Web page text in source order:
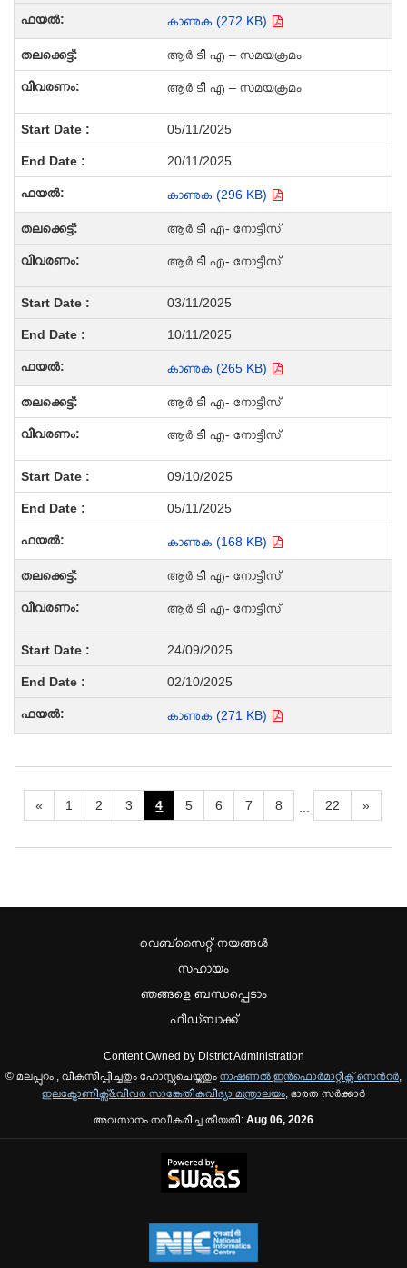
കാണുക (272 KB)
ആർ ടി എ – സമയക്രമം
ആർ ടി എ – സമയക്രമം
05/11/2025
20/11/2025
കാണുക (296 KB)
ആർ ടി എ- നോട്ടീസ്
ആർ ടി എ- നോട്ടീസ്
03/11/2025
10/11/2025
കാണുക (265 KB)
ആർ ടി എ- നോട്ടീസ്
ആർ ടി എ- നോട്ടീസ്
09/10/2025
05/11/2025
കാണുക (168 KB)
ആർ ടി എ- നോട്ടീസ്
ആർ ടി എ- നോട്ടീസ്
24/09/2025
02/10/2025
കാണുക (271 KB)
« 1 2 3 4 5 6 7 8 22 »
വെബ്സൈറ്റ്-നയങ്ങള്‍
സഹായം
ഞങ്ങളെ ബന്ധപ്പെടാം
ഫീഡ്ബാക്ക്
Content Owned by District Administration
© മലപ്പുറം , വികസിപ്പിച്ചതും ഹോസ്റ്റുചെയ്തതും നാഷണല്‍ ഇന്‍ഫൊര്‍മാറ്റിക്സ് സെന്‍റര്‍
ഇലക്ട്രോണിക്സ്&വിവര സാങ്കേതികവിദ്യാ മന്ത്രാലയം , ഭാരത സര്‍ക്കാര്‍
അവസാനം നവീകരിച്ച തീയതി: Aug 06, 2026